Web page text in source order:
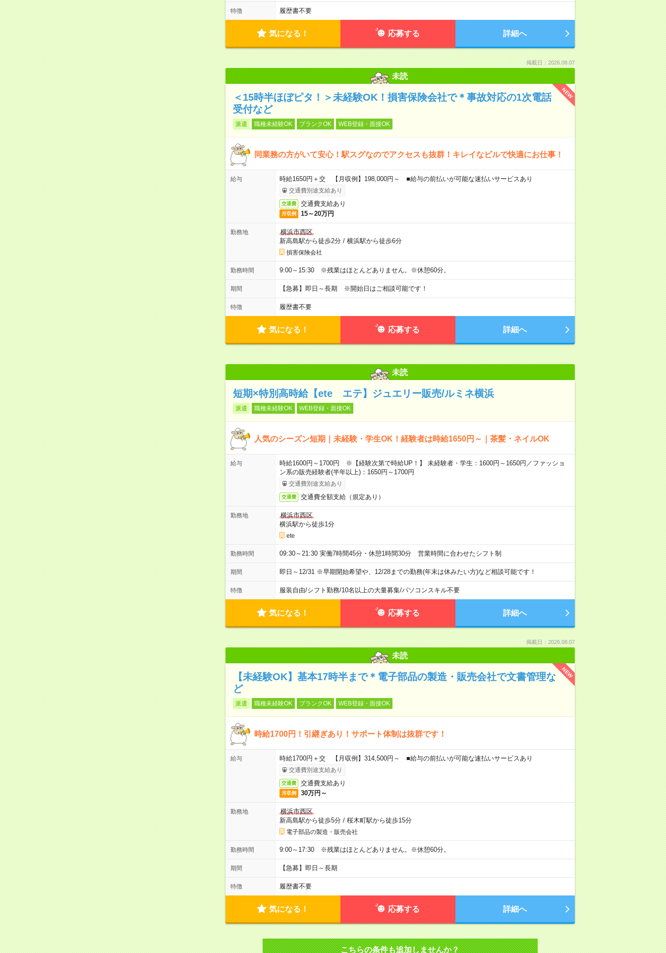
特徴 履歴書不要
気になる！ 応募する 詳細へ
掲載日：2026.08.07
未読
NEW
＜15時半ほぼピタ！＞未経験OK！損害保険会社で＊事故対応の1次電話
受付など
派遣 職種未経験OK ブランクOK WEB登録・面接OK
同業務の方がいて安心！駅スグなのでアクセスも抜群！キレイなビルで快適にお仕事！
給与 時給1650円＋交 【月収例】198,000円～ ■給与の前払いが可能な速払いサービスあり
交通費別途支給あり
交通費 交通費支給あり
月収例 15～20万円
勤務地
横浜市西区
新高島駅から徒歩2分/ 横浜駅から徒歩6分
損害保険会社
勤務時間 9:00～15:30 ※残業はほとんどありません。※休憩60分。
期間 【急募】即日～長期 ※開始日はご相談可能です！
特徴 履歴書不要
気になる！ 応募する 詳細へ
未読
短期×特別高時給【ete エテ】ジュエリー販売/ルミネ横浜
派遣 職種未経験OK WEB登録・面接OK
人気のシーズン短期｜未経験・学生OK！経験者は時給1650円～｜茶髪・ネイルOK
給与
時給1600円～1700円 ※【経験次第で時給UP！】 未経験者・学生：1600円～1650円／ファッショ
ン系の販売経験者(半年以上)：1650円～1700円
交通費別途支給あり
交通費 交通費全額支給（規定あり）
勤務地
横浜市西区
横浜駅から徒歩1分
ete
勤務時間 09:30～21:30 実働7時間45分・休憩1時間30分 営業時間に合わせたシフト制
期間 即日～12/31 ※早期開始希望や、12/28までの勤務(年末は休みたい方)など相談可能です！
特徴 服装自由/シフト勤務/10名以上の大量募集/パソコンスキル不要
気になる！ 応募する 詳細へ
掲載日：2026.08.07
未読
NEW
【未経験OK】基本17時半まで＊電子部品の製造・販売会社で文書管理な
ど
派遣 職種未経験OK ブランクOK WEB登録・面接OK
時給1700円！引継ぎあり！サポート体制は抜群です！
給与 時給1700円＋交 【月収例】314,500円～ ■給与の前払いが可能な速払いサービスあり
交通費別途支給あり
交通費 交通費支給あり
月収例 30万円～
勤務地
横浜市西区
新高島駅から徒歩5分/ 桜木町駅から徒歩15分
電子部品の製造・販売会社
勤務時間 9:00～17:30 ※残業はほとんどありません。※休憩60分。
期間 【急募】即日～長期
特徴 履歴書不要
気になる！ 応募する 詳細へ
こちらの条件も追加しませんか？